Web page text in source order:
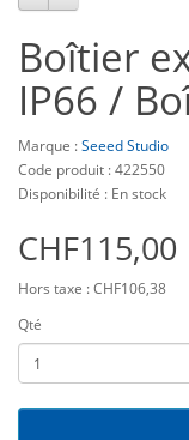
Boîtier
IP66 /
Marque :Seeed Studio
Code produit : 422550
Disponibilité : En stock
CHF115,00
Hors taxe : CHF106,38
Qté